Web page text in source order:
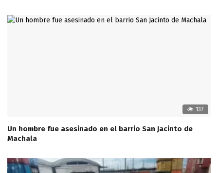
137
Un hombre fue asesinado en el barrio San Jacinto de
Machala